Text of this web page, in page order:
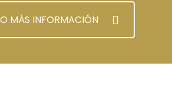
MÁS INFORMACIÓN